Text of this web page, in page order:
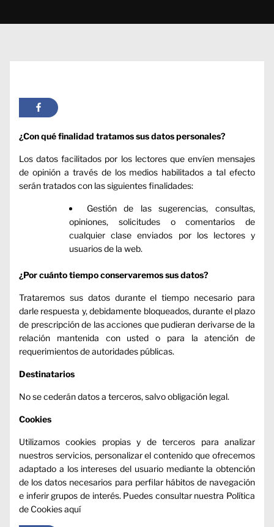
¿Con qué finalidad tratamos sus datos personales?
Los datos facilitados por los lectores que envíen mensajes
de opinión a través de los medios habilitados a tal efecto
serán tratados con las siguientes finalidades:
Gestión de las sugerencias, consultas,
opiniones, solicitudes o comentarios de
cualquier clase enviados por los lectores y
usuarios de la web.
¿Por cuánto tiempo conservaremos sus datos?
Trataremos sus datos durante el tiempo necesario para
darle respuesta y, debidamente bloqueados, durante el plazo
de prescripción de las acciones que pudieran derivarse de la
relación mantenida con usted o para la atención de
requerimientos de autoridades públicas.
Destinatarios
No se cederán datos a terceros, salvo obligación legal.
Cookies
Utilizamos cookies propias y de terceros para analizar
nuestros servicios, personalizar el contenido que ofrecemos
adaptado a los intereses del usuario mediante la obtención
de los datos necesarios para perfilar hábitos de navegación
e inferir grupos de interés. Puedes consultar nuestra Política
de Cookiesaquí